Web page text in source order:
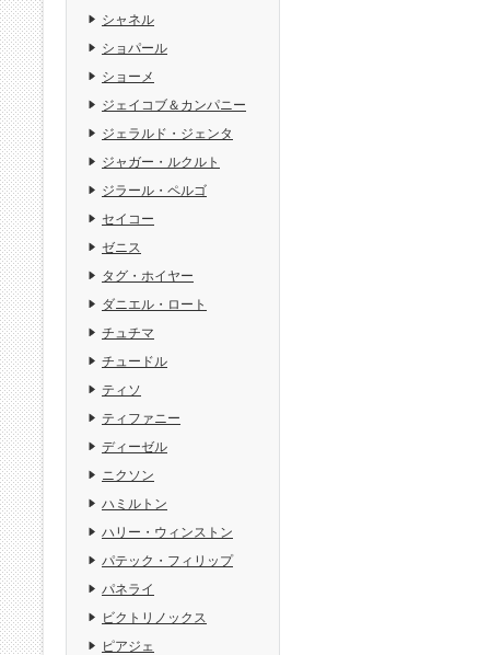
シャネル
ショパール
ショーメ
ジェイコブ＆カンパニー
ジェラルド・ジェンタ
ジャガー・ルクルト
ジラール・ペルゴ
セイコー
ゼニス
タグ・ホイヤー
ダニエル・ロート
チュチマ
チュードル
ティソ
ティファニー
ディーゼル
ニクソン
ハミルトン
ハリー・ウィンストン
パテック・フィリップ
パネライ
ビクトリノックス
ピアジェ